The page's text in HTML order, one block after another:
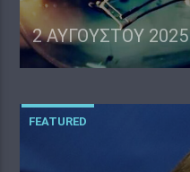
2 ΑΥΓΟΎΣΤΟΥ 2025
FEATURED